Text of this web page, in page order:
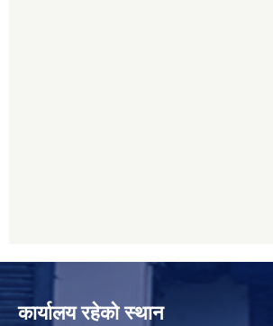
कार्यालय रहेको स्थान